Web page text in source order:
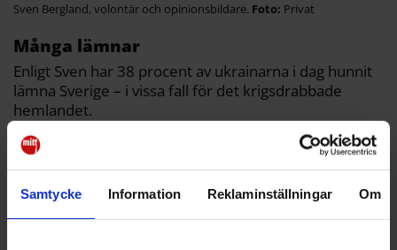
Samtycke Information Reklaminställningar Om
Sven Bergland, volontär och opinionsbildare. Privat
Många lämnar
Enligt Sven har 38 procent av ukrainarna i dag hunnit
lämna Sverige – i vissa fall för det krigsdrabbade
hemlandet.
– Det är ett totalt misslyckande. Det handlar inte bara
om pengar men det är en viktig del. De är "ingen" här,